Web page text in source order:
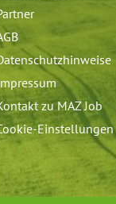
zu MAZ Job
Einstellungen